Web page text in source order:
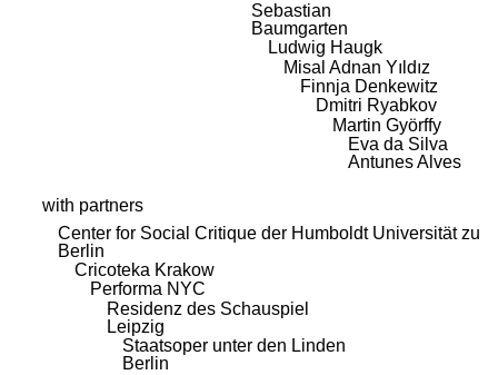
Sebastian
Baumgarten
Ludwig Haugk
Misal Adnan Yıldız
Finnja Denkewitz
Dmitri Ryabkov
Martin Györffy
Eva da Silva
Antunes Alves
with partners
Center for Social Critique der Humboldt Universität zu
Berlin
Cricoteka Krakow
Performa NYC
Residenz des Schauspiel
Leipzig
Staatsoper unter den Linden
Berlin